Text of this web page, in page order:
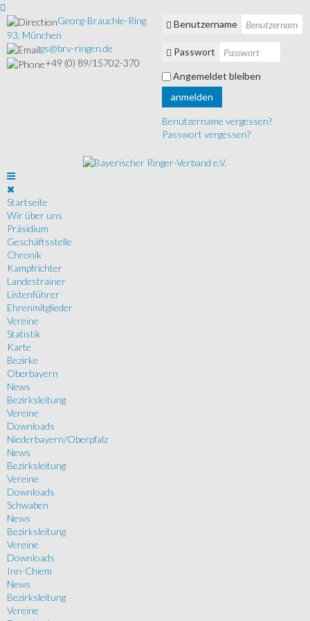
Georg-Brauchle-Ring
93, München
gs@brv-ringen.de
+49 (0) 89/15702-370
Benutzername
Passwort
Angemeldet bleiben
anmelden
Benutzername vergessen?
Passwort vergessen?
Startseite
Wir über uns
Präsidium
Geschäftsstelle
Chronik
Kampfrichter
Landestrainer
Listenführer
Ehrenmitglieder
Vereine
Statistik
Karte
Bezirke
Oberbayern
News
Bezirksleitung
Vereine
Downloads
Niederbayern/Oberpfalz
News
Bezirksleitung
Vereine
Downloads
Schwaben
News
Bezirksleitung
Vereine
Downloads
Inn-Chiem
News
Bezirksleitung
Vereine